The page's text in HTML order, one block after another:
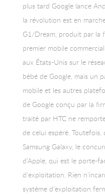
plus tard Google lance
la révolution est en
G1/Dream, produit par la
premier mobile
aux États-Unis sur le
bébé de Google, mais un
mobile et les autres
de Google conçu par la
traité par HTC ne
de celui espéré. Toutefois,
Samsung Galaxy, le
d’Apple, qui est le porte-
d’exploitation. Rien
système d’exploitation